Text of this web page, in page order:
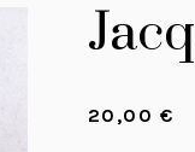
20,00 €